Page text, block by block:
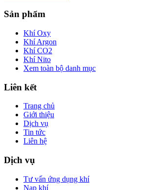
Sản phẩm
Khí Oxy
Khí Argon
Khí CO2
Khí Nito
Xem toàn bộ danh mục
Liên kết
Trang chủ
Giới thiệu
Dịch vụ
Tin tức
Liên hệ
Dịch vụ
Tư vấn ứng dụng khí
Nạp khí